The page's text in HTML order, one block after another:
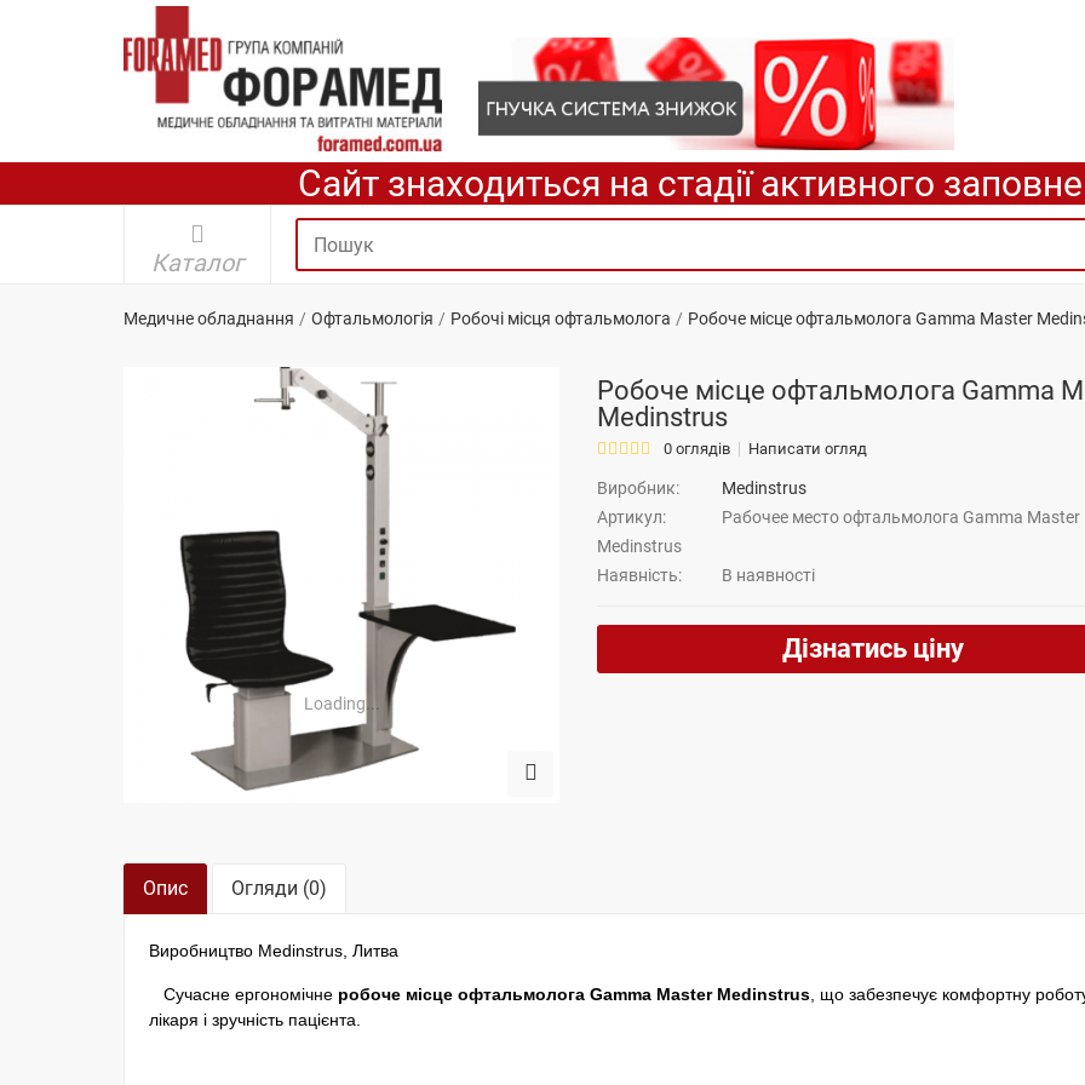
Сайт знаходиться на стадії активного
Каталог
Медичне обладнання Офтальмологія Робочі місця офтальмолога Робоче місце офтальмолога Gamma Master
Loading...
Робоче місце офтальмолога Gamma
Medinstrus
0 оглядів Написати огляд
Виробник:
Medinstrus
Артикул:
Рабочее место офтальмолога Gamma Master
Medinstrus
Наявність:
В наявності
Дізнатись ціну
Опис Огляди (0)
Виробництво Medinstrus, Литва
Сучасне ергономічне робоче місце офтальмолога Gamma Master Medinstrus , що забезпечує комфортну
лікаря і зручність пацієнта.